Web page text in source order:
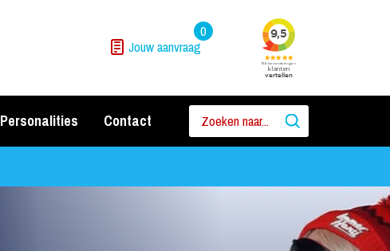
Jouw aanvraag
0
Personalities Contact